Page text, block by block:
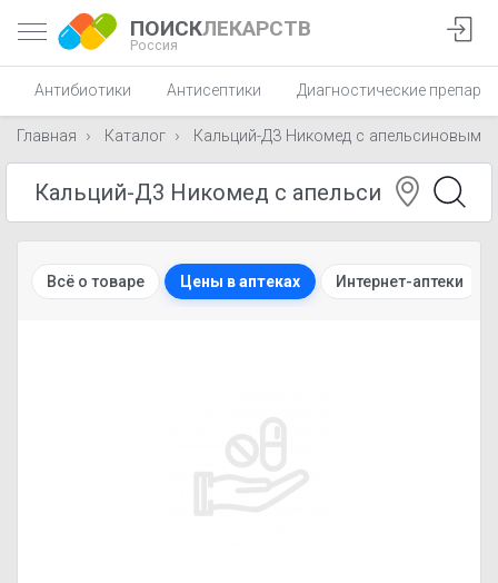
ПОИСКЛЕКАРСТВ
Россия
Антибиотики Антисептики Диагностические
Главная Каталог Кальций-Д3 Никомед с апельсиновым
Всё о товаре Цены в аптеках Интернет-аптеки